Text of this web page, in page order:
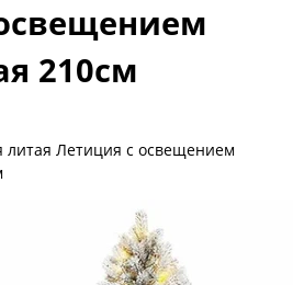
210см
литая Летиция с освещением